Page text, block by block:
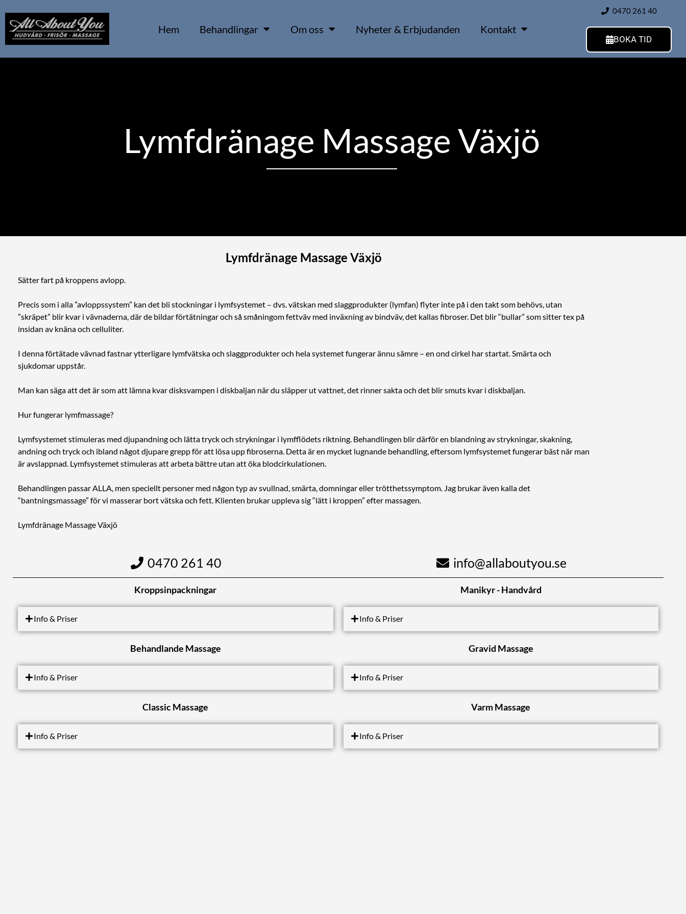
Hem Behandlingar Om oss Nyheter & Erbjudanden Kontakt
0470 261 40
BOKA TID
Lymfdränage Massage Växjö
Lymfdränage Massage Växjö
Sätter fart på kroppens avlopp.
Precis som i alla ”avloppssystem” kan det bli stockningar i lymfsystemet – dvs. vätskan med slaggprodukter (lymfan) flyter inte på i den takt som behövs, utan
”skräpet” blir kvar i vävnaderna, där de bildar förtätningar och så småningom fettväv med inväxning av bindväv, det kallas fibroser. Det blir “bullar” som sitter tex på
insidan av knäna och celluliter.
I denna förtätade vävnad fastnar ytterligare lymfvätska och slaggprodukter och hela systemet fungerar ännu sämre – en ond cirkel har startat. Smärta och
sjukdomar uppstår.
Man kan säga att det är som att lämna kvar disksvampen i diskbaljan när du släpper ut vattnet, det rinner sakta och det blir smuts kvar i diskbaljan.
Hur fungerar lymfmassage?
Lymfsystemet stimuleras med djupandning och lätta tryck och strykningar i lymfflödets riktning. Behandlingen blir därför en blandning av strykningar, skakning,
andning och tryck och ibland något djupare grepp för att lösa upp fibroserna. Detta är en mycket lugnande behandling, eftersom lymfsystemet fungerar bäst när man
är avslappnad. Lymfsystemet stimuleras att arbeta bättre utan att öka blodcirkulationen.
Behandlingen passar ALLA, men speciellt personer med någon typ av svullnad, smärta, domningar eller trötthetssymptom. Jag brukar även kalla det
“bantningsmassage” för vi masserar bort vätska och fett. Klienten brukar uppleva sig “lätt i kroppen” efter massagen.
Lymfdränage Massage Växjö
0470 261 40 info@allaboutyou.se
Kroppsinpackningar
Info & Priser
Manikyr - Handvård
Info & Priser
Behandlande Massage
Info & Priser
Gravid Massage
Info & Priser
Classic Massage
Info & Priser
Varm Massage
Info & Priser